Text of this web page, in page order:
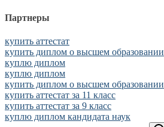
Партнеры
купить аттестат
купить диплом о высшем образовании
куплю диплом
куплю диплом
купить диплом о высшем образовании
купить аттестат за 11 класс
купить аттестат за 9 класс
куплю диплом кандидата наук